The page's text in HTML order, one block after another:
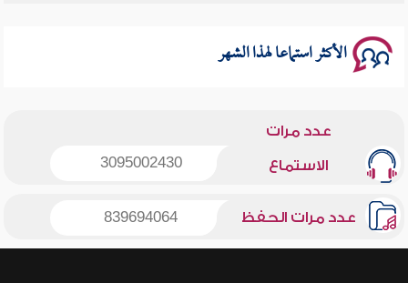
الأكثر استماعا لهذا الشهر
عدد مرات
الاستماع 3095002430
عدد مرات الحفظ 839694064